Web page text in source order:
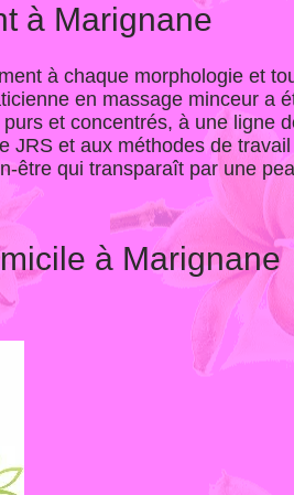
à Marignane
à chaque morphologie et
en massage minceur a
et concentrés, à une ligne
JRS et aux méthodes de travail
être qui transparaît par une
à Marignane